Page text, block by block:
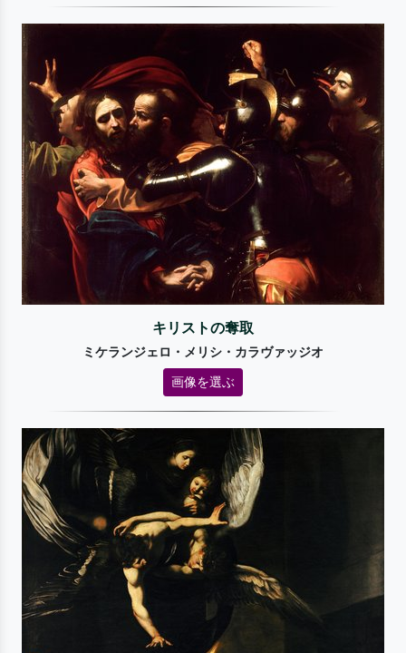
キリストの奪取
ミケランジェロ・メリシ・カラヴァッジオ
画像を選ぶ